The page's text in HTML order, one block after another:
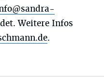
Weitere Infos
.